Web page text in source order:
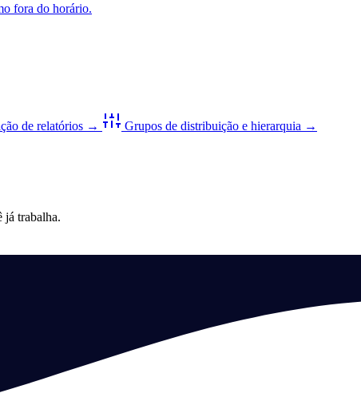
fora do horário.
de relatórios → Grupos de distribuição e hierarquia →
trabalha.